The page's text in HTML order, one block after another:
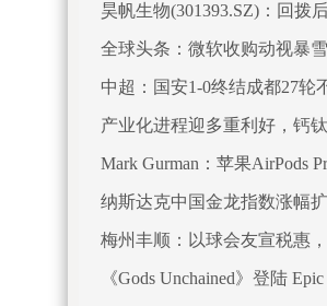
昊帆生物(301393.SZ)：回拨
全球头条：微软收购动视暴
中超：国安1-0终结成都27轮
产业化进程迎多重利好，钙
Mark Gurman：苹果AirPods
纳斯达克中国金龙指数涨幅
车涨超6%
梅州丰顺：以球会友宣税惠
《Gods Unchained》登陆